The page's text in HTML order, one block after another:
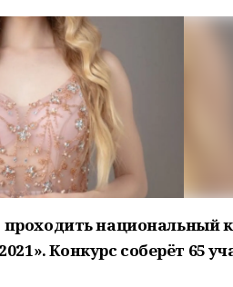
проходить национальный
Конкурс соберёт 65